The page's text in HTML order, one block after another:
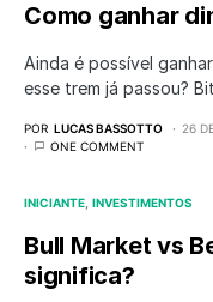
Como ganhar
Ainda é possível
esse trem já passou?
POR LUCAS BASSOTTO 26
ONE COMMENT
INICIANTE INVESTIMENTOS
Bull Market vs
significa?